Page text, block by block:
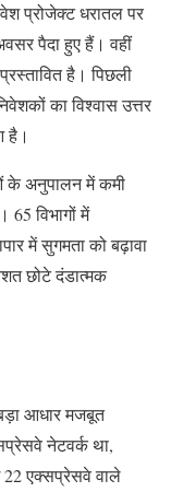
प्रोजेक्ट धरातल पर
पैदा हुए हैं। वहीं
है। पिछली
का विश्वास उत्तर
है।
अनुपालन में कमी
65 विभागों में
में सुगमता को बढ़ावा
छोटे दंडात्मक
आधार मजबूत
नेटवर्क था,
एक्सप्रेसवे वाले